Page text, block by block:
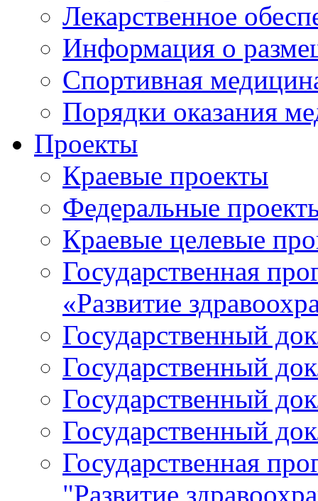
Лекарственное
Информация о
Спортивная
Порядки оказания
Проекты
Краевые проекты
Федеральные
Краевые целевые
Государственная
«Развитие
Государственный
Государственный
Государственный
Государственный
Государственная
"Развитие